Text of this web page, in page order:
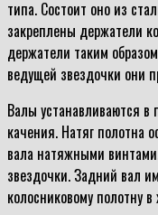
типа. Состоит оно из
закреплены держатели
держатели таким
ведущей звездочки они
Валы устанавливаются
качения. Натяг полотна
вала натяжными
звездочки. Задний вал
колосниковому полотну